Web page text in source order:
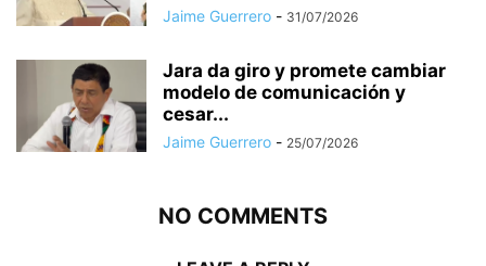
Jaime Guerrero - 31/07/2026
Jara da giro y promete cambiar
modelo de comunicación y
cesar...
Jaime Guerrero - 25/07/2026
NO COMMENTS